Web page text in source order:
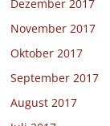
Dezember 2017
November 2017
Oktober 2017
September 2017
August 2017